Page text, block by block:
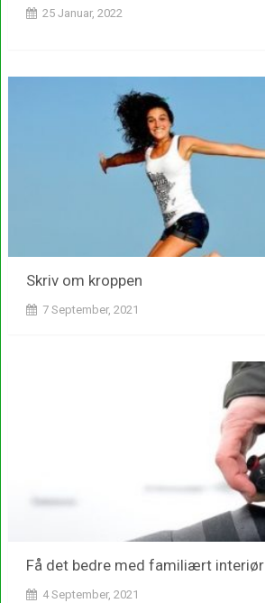
25 Januar, 2022
Skriv om kroppen
7 September, 2021
Få det bedre med familiært interiør
4 September, 2021